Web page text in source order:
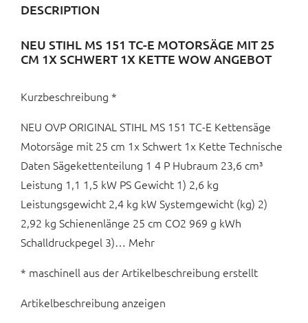
DESCRIPTION
NEU STIHL MS 151 TC-E MOTORSÄGE MIT 25
CM 1X SCHWERT 1X KETTE WOW ANGEBOT
Kurzbeschreibung *
NEU OVP ORIGINAL STIHL MS 151 TC-E Kettensäge
Motorsäge mit 25 cm 1x Schwert 1x Kette Technische
Daten Sägekettenteilung 1 4 P Hubraum 23,6 cm³
Leistung 1,1 1,5 kW PS Gewicht 1) 2,6 kg
Leistungsgewicht 2,4 kg kW Systemgewicht (kg) 2)
2,92 kg Schienenlänge 25 cm CO2 969 g kWh
Schalldruckpegel 3)… Mehr
* maschinell aus der Artikelbeschreibung erstellt
Artikelbeschreibung anzeigen